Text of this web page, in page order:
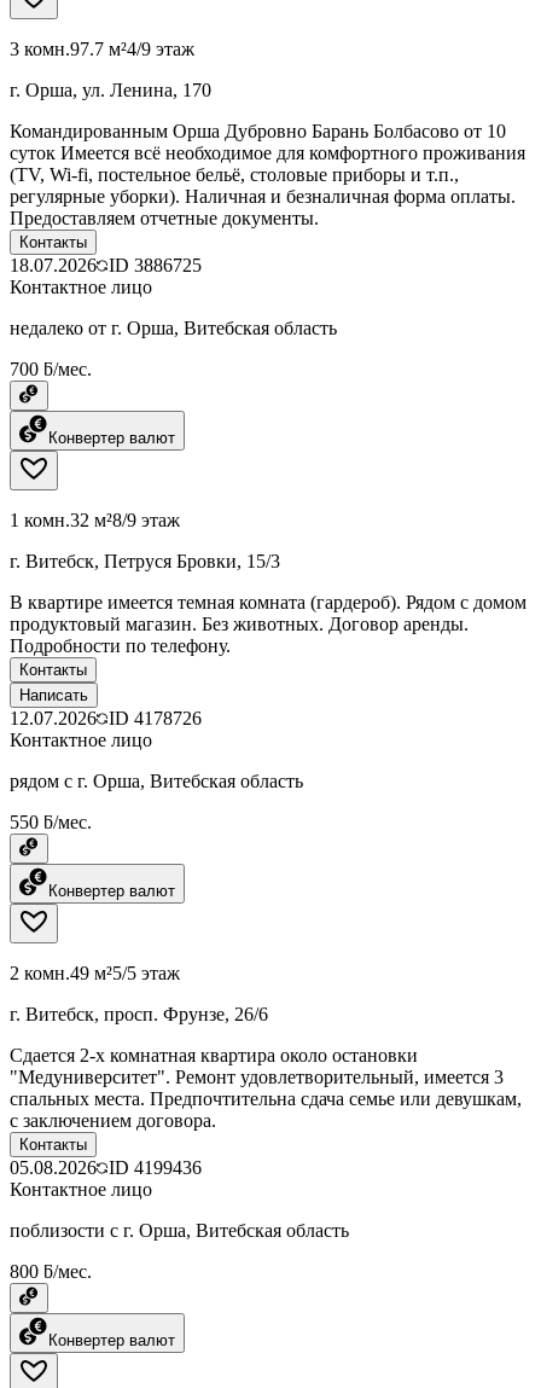
3 комн.97.7 м²4/9 этаж
г. Орша, ул. Ленина, 170
Командированным Орша Дубровно Барань Болбасово от 10
суток Имеется всё необходимое для комфортного проживания
(TV, Wi-fi, постельное бельё, столовые приборы и т.п.,
регулярные уборки). Наличная и безналичная форма оплаты.
Предоставляем отчетные документы.
Контакты
18.07.2026 ID 3886725
Контактное лицо
недалеко от г. Орша, Витебская область
700 ƃ/мес.
Конвертер валют
1 комн.32 м²8/9 этаж
г. Витебск, Петруся Бровки, 15/3
В квартире имеется темная комната (гардероб). Рядом с домом
продуктовый магазин. Без животных. Договор аренды.
Подробности по телефону.
Контакты
Написать
12.07.2026 ID 4178726
Контактное лицо
рядом с г. Орша, Витебская область
550 ƃ/мес.
Конвертер валют
2 комн.49 м²5/5 этаж
г. Витебск, просп. Фрунзе, 26/6
Сдается 2-х комнатная квартира около остановки
"Медуниверситет". Ремонт удовлетворительный, имеется 3
спальных места. Предпочтительна сдача семье или девушкам,
с заключением договора.
Контакты
05.08.2026 ID 4199436
Контактное лицо
поблизости с г. Орша, Витебская область
800 ƃ/мес.
Конвертер валют